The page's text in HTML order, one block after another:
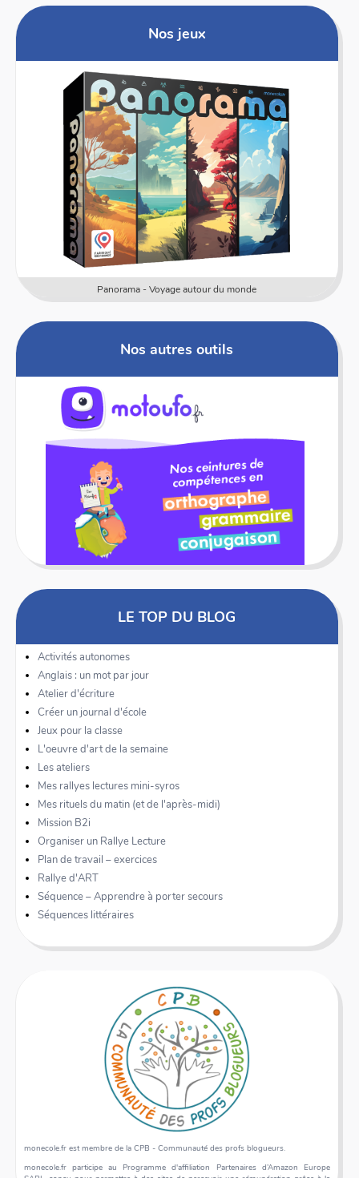
Nos jeux
Panorama - Voyage autour du monde
Nos autres outils
LE TOP DU BLOG
Activités autonomes
Anglais : un mot par jour
Atelier d'écriture
Créer un journal d'école
Jeux pour la classe
L'oeuvre d'art de la semaine
Les ateliers
Mes rallyes lectures mini-syros
Mes rituels du matin (et de l'après-midi)
Mission B2i
Organiser un Rallye Lecture
Plan de travail – exercices
Rallye d'ART
Séquence – Apprendre à porter secours
Séquences littéraires
monecole.fr est membre de la CPB - Communauté des profs blogueurs.
monecole.fr participe au Programme d'affiliation Partenaires d’Amazon Europe